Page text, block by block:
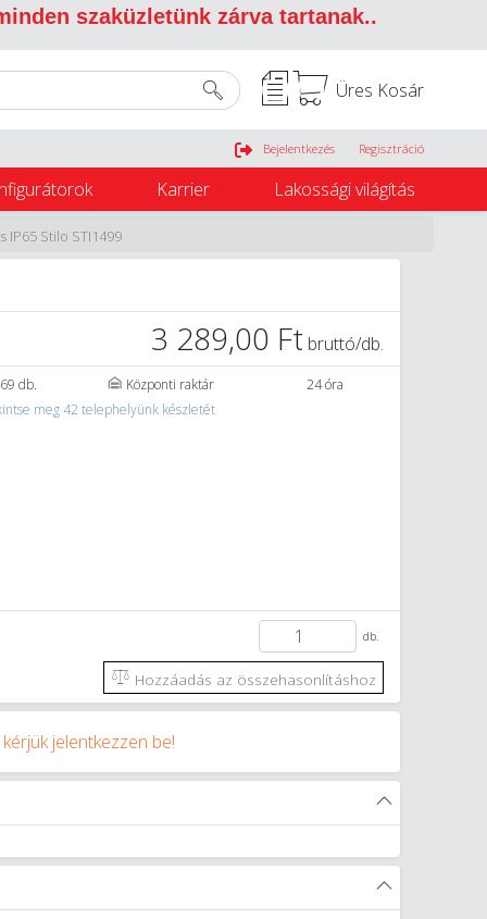
szaküzletünk zárva tartanak..
Üres Kosár
Belépés
Bejelentkezés Regisztráció
Karrier Lakossági világítás
Stilo STI1499
3 289,00 Ft bruttó/db.
db. Központi raktár
24 óra
meg 42 telephelyünk készletét
db.
Hozzáadás az összehasonlításhoz
kérjük jelentkezzen be!